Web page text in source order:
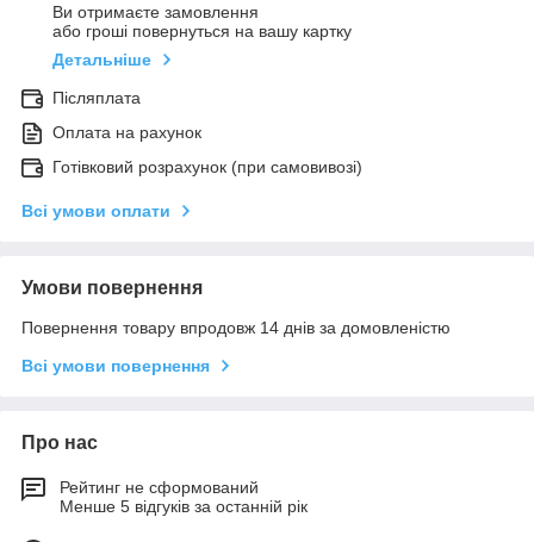
Ви отримаєте замовлення
або гроші повернуться на вашу картку
Детальніше
Післяплата
Оплата на рахунок
Готівковий розрахунок (при самовивозі)
Всі умови оплати
Умови повернення
Повернення товару впродовж 14 днів за домовленістю
Всі умови повернення
Про нас
Рейтинг не сформований
Менше 5 відгуків за останній рік